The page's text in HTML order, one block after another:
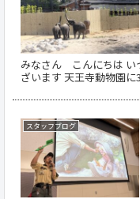
みなさん こんにちは い
ざいます 天王寺動物園
スタッフブログ